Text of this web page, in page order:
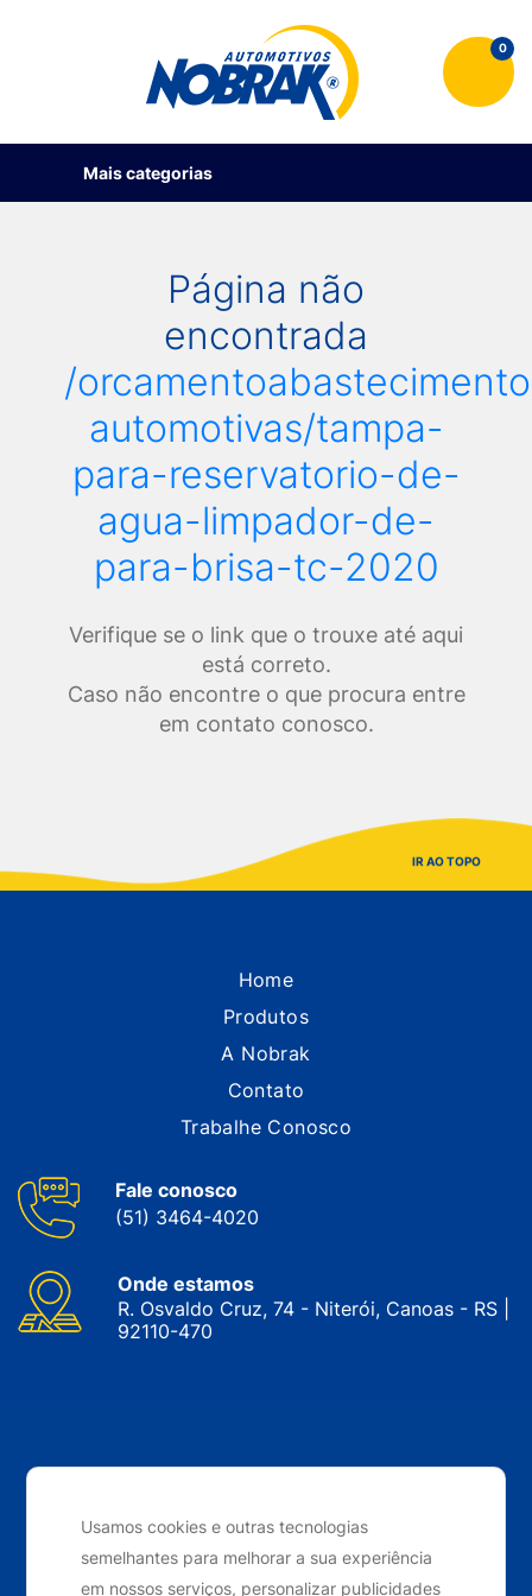
Usamos cookies e outras tecnologias
semelhantes para melhorar a sua experiência
em nossos serviços, personalizar publicidades
0
Mais categorias
Página não
encontrada
/
automotivas/tampa-
para-reservatorio-de-
agua-limpador-de-
para-brisa-tc-2020
Verifique se o link que o trouxe até aqui
está correto.
Caso não encontre o que procura entre
em contato conosco.
IR AO TOPO
Home
Produtos
A Nobrak
Contato
Trabalhe Conosco
Fale conosco
(51) 3464-4020
Onde estamos
R. Osvaldo Cruz, 74 - Niterói, Canoas - RS |
92110-470
reservados. 2024
Desenvolvido por Elo Ideias